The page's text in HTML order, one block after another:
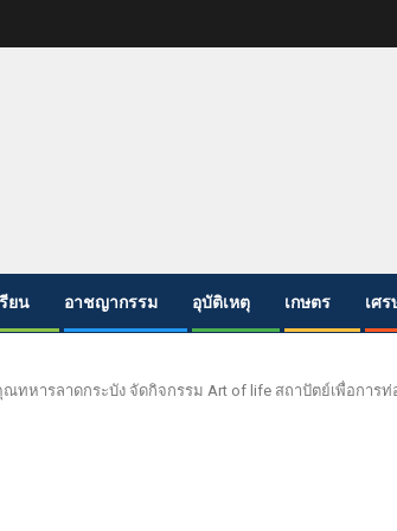
ยน อาชญากรรม อุบัติเหตุ เกษตร เศ
หารลาดกระบัง จัดกิจกรรม Art of life สถาปัตย์เพื่อการท่